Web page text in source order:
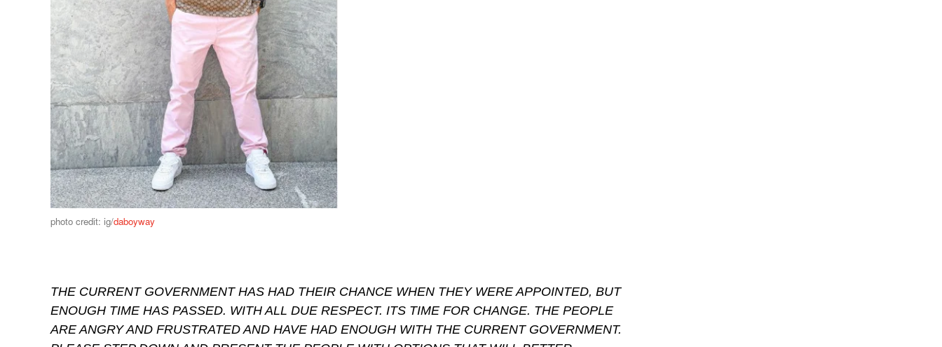
photo credit: ig/daboyway
THE CURRENT GOVERNMENT HAS HAD THEIR CHANCE WHEN THEY WERE APPOINTED, BUT
ENOUGH TIME HAS PASSED. WITH ALL DUE RESPECT. ITS TIME FOR CHANGE. THE PEOPLE
ARE ANGRY AND FRUSTRATED AND HAVE HAD ENOUGH WITH THE CURRENT GOVERNMENT.